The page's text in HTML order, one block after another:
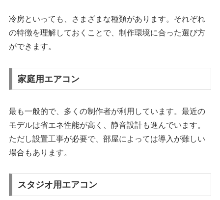
冷房といっても、さまざまな種類があります。それぞれ
の特徴を理解しておくことで、制作環境に合った選び方
ができます。
家庭用エアコン
最も一般的で、多くの制作者が利用しています。最近の
モデルは省エネ性能が高く、静音設計も進んでいます。
ただし設置工事が必要で、部屋によっては導入が難しい
場合もあります。
スタジオ用エアコン